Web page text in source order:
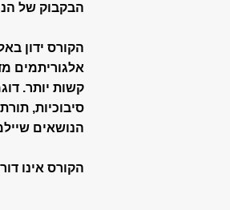
הבקבוק של
הקורס ידון
אלגוריתמים
קשות יותר.
סיבוכיות,
הנושאים
הקורס אינו